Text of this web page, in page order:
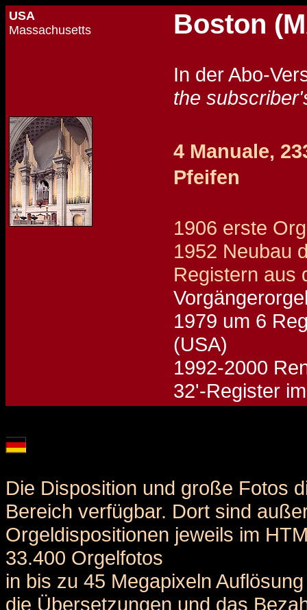
USA
Massachusetts
Boston
In der Abo-
the
4 Manuale,
Pfeifen
1906 erste
1952 Neubau
Registern aus
1979 um 6
(USA)
1992-2000
32'-Register
Die Disposition und große Fotos
Bereich verfügbar. Dort sind
Orgeldispositionen jeweils im
33.400 Orgelfotos
in bis zu 45 Megapixeln
die Übersetzungen und das